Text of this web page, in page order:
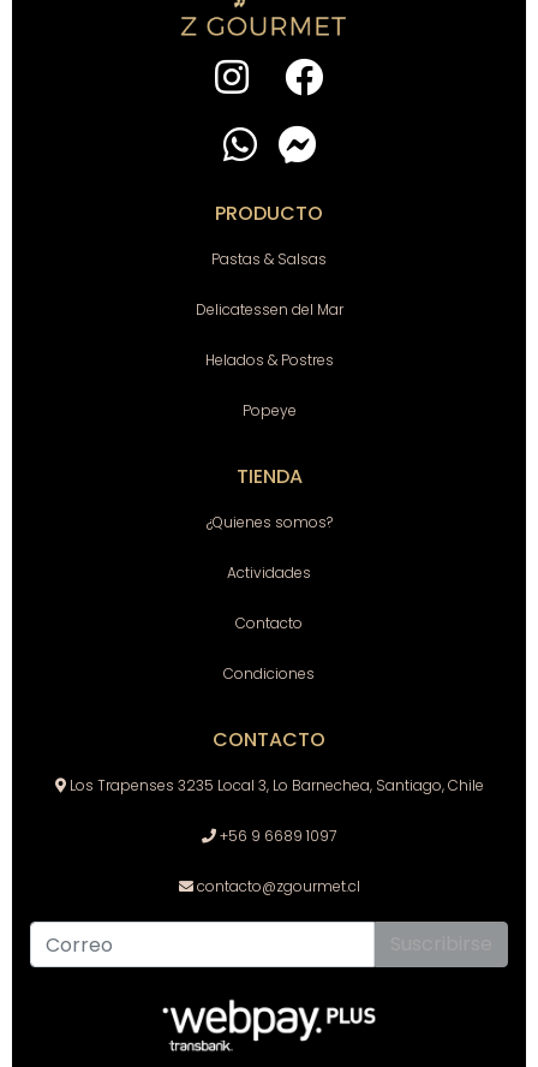
PRODUCTO
Pastas & Salsas
Delicatessen del Mar
Helados & Postres
Popeye
TIENDA
¿Quienes somos?
Actividades
Contacto
Condiciones
CONTACTO
Los Trapenses 3235 Local 3, Lo Barnechea, Santiago, Chile
+56 9 6689 1097
contacto@zgourmet.cl